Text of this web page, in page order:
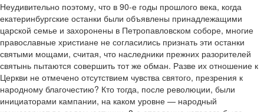
Неудивительно поэтому, что в 90-е годы прошлого века, когда
екатеринбургские останки были объявлены принадлежащими
царской семье и захоронены в Петропавловском соборе, многие
православные христиане не согласились признать эти останки
святыми мощами, считая, что наследники прежних разорителей
святынь пытаются совершить тот же обман. Разве их отношение к
Церкви не отмечено отсутствием чувства святого, презрения к
народному благочестию? Кто тогда, после революции, были
инициаторами кампании, на каком уровне — народный